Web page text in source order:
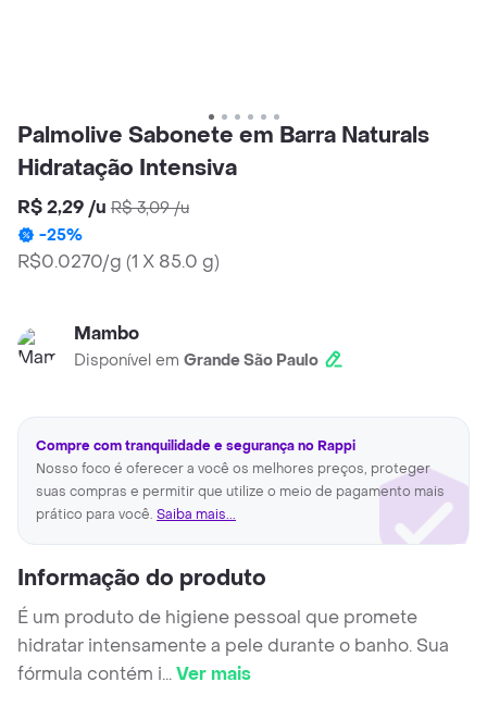
Palmolive Sabonete em Barra Naturals
Hidratação Intensiva
R$ 2,29 /u R$ 3,09/u
-25%
R$0.0270/g (1 X 85.0 g)
Mambo
Disponível em Grande São Paulo
Compre com tranquilidade e segurança no Rappi
Nosso foco é oferecer a você os melhores preços, proteger
suas compras e permitir que utilize o meio de pagamento mais
prático para você. Saiba mais...
Informação do produto
É um produto de higiene pessoal que promete
hidratar intensamente a pele durante o banho. Sua
fórmula contém i...Ver mais